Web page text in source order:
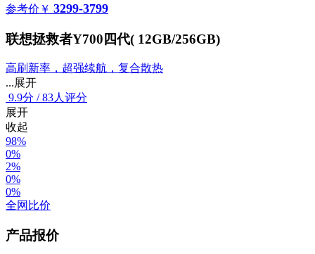
参考价 ￥ 3299-3799
联想拯救者Y700四代( 12GB/256GB)
高刷新率，超强续航，复合散热
...展开
9.9分 /83人评分
展开
收起
98%
0%
2%
0%
0%
全网比价
产品报价